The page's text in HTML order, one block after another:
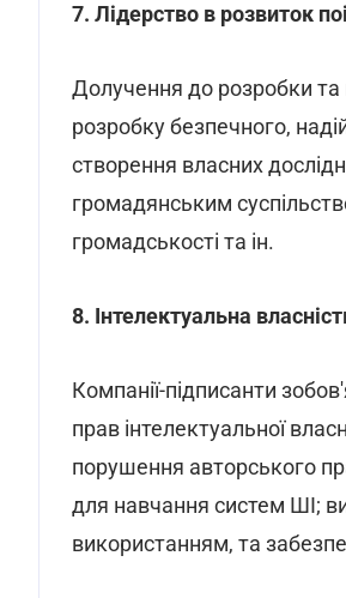
7. Лідерство в розвиток
Долучення до розробки та
розробку безпечного,
створення власних
громадянським
громадськості та ін.
8. Інтелектуальна
Компанії-підписанти
прав інтелектуальної
порушення авторського
для навчання систем ШІ;
використанням, та